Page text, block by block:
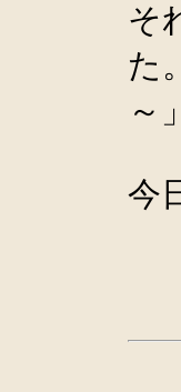
そ
た
～
今